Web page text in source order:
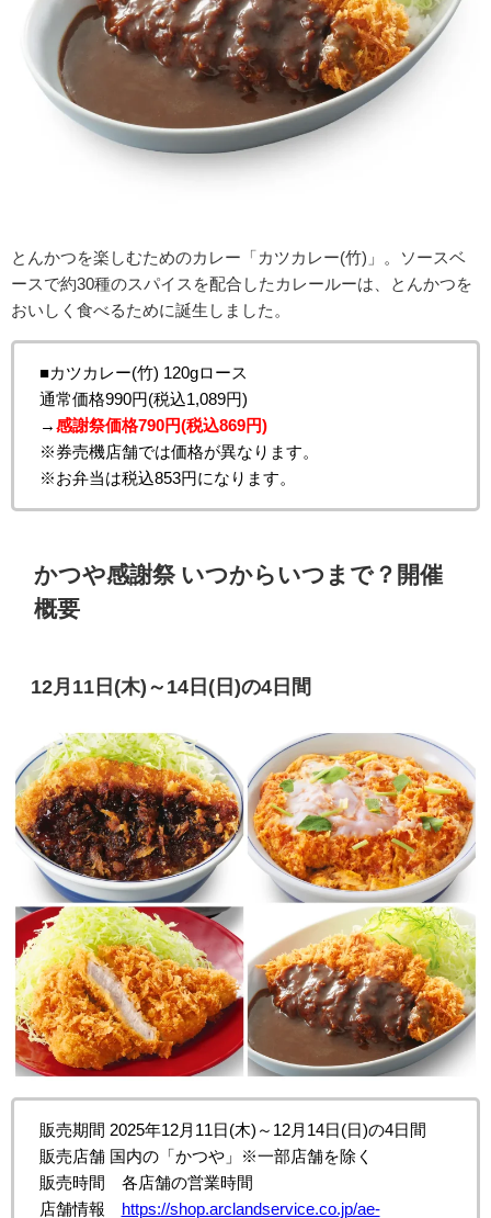
とんかつを楽しむためのカレー「カツカレー(竹)」。ソースベ
ースで約30種のスパイスを配合したカレールーは、とんかつを
おいしく食べるために誕生しました。
■カツカレー(竹) 120gロース
通常価格990円(税込1,089円)
→ 感謝祭価格790円(税込869円)
※券売機店舗では価格が異なります。
※お弁当は税込853円になります。
かつや感謝祭 いつからいつまで？開催
概要
12月11日(木)～14日(日)の4日間
販売期間 2025年12月11日(木)～12月14日(日)の4日間
販売店舗 国内の「かつや」※⼀部店舗を除く
販売時間 各店舗の営業時間
店舗情報 https://shop.arclandservice.co.jp/ae-